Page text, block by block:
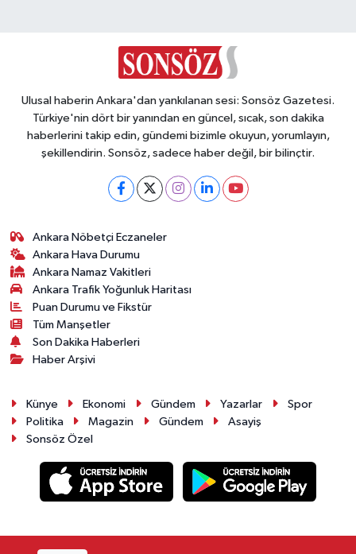
Ulusal haberin Ankara'dan yankılanan sesi: Sonsöz Gazetesi.
Türkiye'nin dört bir yanından en güncel, sıcak, son dakika
haberlerini takip edin, gündemi bizimle okuyun, yorumlayın,
şekillendirin. Sonsöz, sadece haber değil, bir bilinçtir.
Ankara Nöbetçi Eczaneler
Ankara Hava Durumu
Ankara Namaz Vakitleri
Ankara Trafik Yoğunluk Haritası
Puan Durumu ve Fikstür
Tüm Manşetler
Son Dakika Haberleri
Haber Arşivi
Künye Ekonomi Gündem Yazarlar
Spor
Politika
Magazin Gündem
Asayiş
Sonsöz Özel